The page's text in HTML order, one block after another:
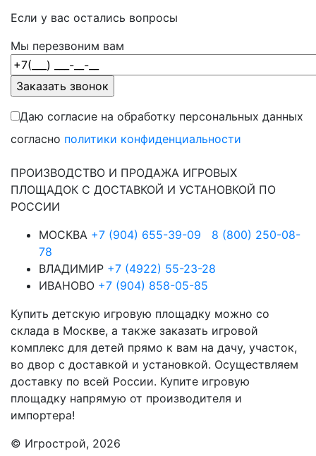
Если у вас остались вопросы
Мы перезвоним вам
Даю согласие на обработку персональных данных
согласно политики конфиденциальности
ПРОИЗВОДСТВО И ПРОДАЖА ИГРОВЫХ
ПЛОЩАДОК С ДОСТАВКОЙ И УСТАНОВКОЙ ПО
РОССИИ
МОСКВА +7 (904) 655-39-09
8 (800) 250-08-
78
ВЛАДИМИР +7 (4922) 55-23-28
ИВАНОВО +7 (904) 858-05-85
Купить детскую игровую площадку можно со
склада в Москве, а также заказать игровой
комплекс для детей прямо к вам на дачу, участок,
во двор с доставкой и установкой. Осуществляем
доставку по всей России. Купите игровую
площадку напрямую от производителя и
импортера!
© Игрострой, 2026